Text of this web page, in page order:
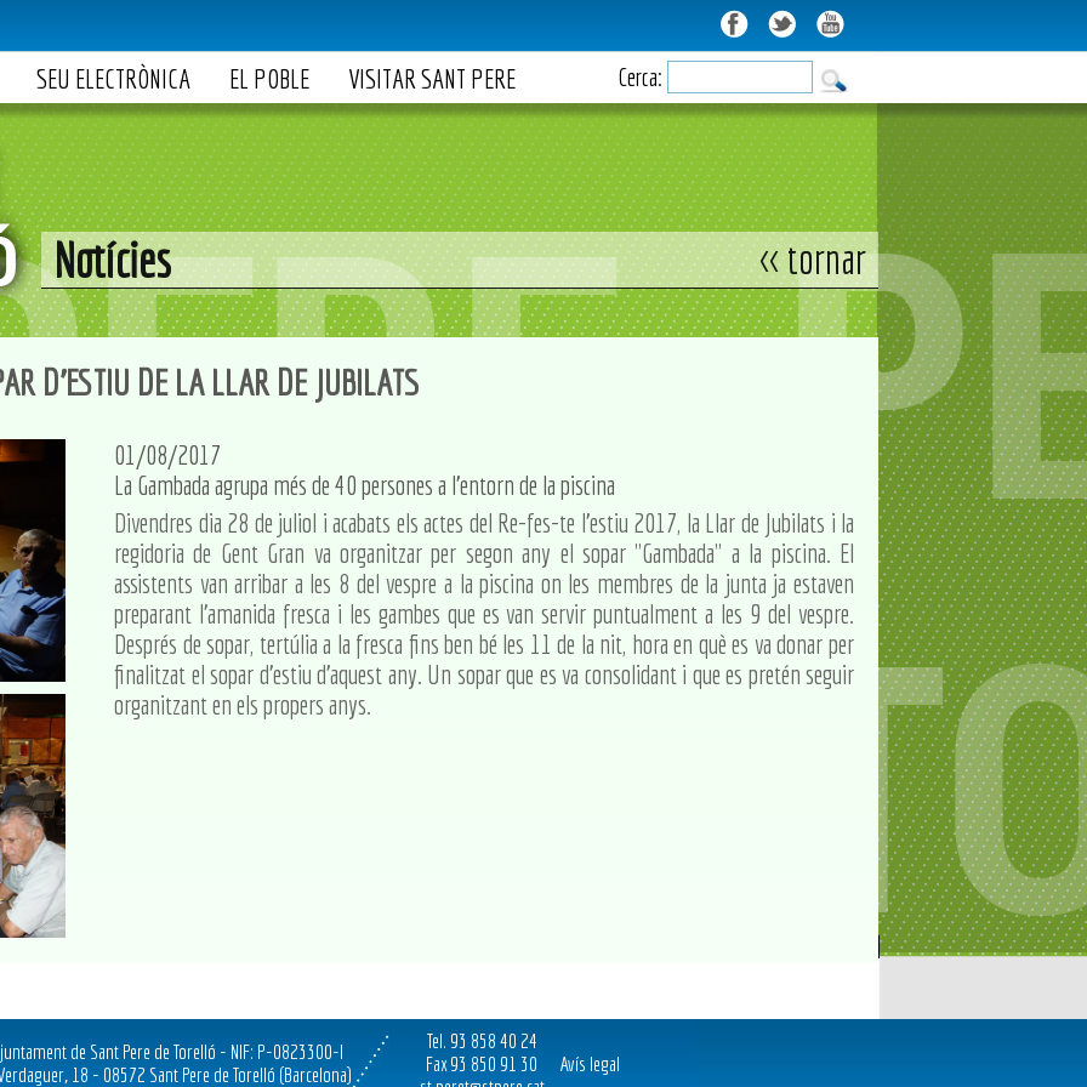
SEU ELECTRÒNICA EL POBLE VISITAR SANT PERE Cerca:
Notícies << tornar
D'ESTIU DE LA LLAR DE JUBILATS
01/08/2017
La Gambada agrupa més de 40 persones a l'entorn de la piscina
Divendres dia 28 de juliol i acabats els actes del Re-fes-te l'estiu 2017, la Llar de Jubilats i la
regidoria de Gent Gran va organitzar per segon any el sopar "Gambada" a la piscina. El
assistents van arribar a les 8 del vespre a la piscina on les membres de la junta ja estaven
preparant l'amanida fresca i les gambes que es van servir puntualment a les 9 del vespre.
Després de sopar, tertúlia a la fresca fins ben bé les 11 de la nit, hora en què es va donar per
finalitzat el sopar d'estiu d'aquest any. Un sopar que es va consolidant i que es pretén seguir
organitzant en els propers anys.
de Sant Pere de Torelló - NIF: P-0823300-I
18 - 08572 Sant Pere de Torelló (Barcelona)
Tel. 93 858 40 24
Fax 93 850 91 30
Avís legal